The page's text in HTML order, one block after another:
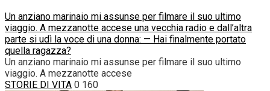
Un anziano marinaio mi assunse per filmare il suo ultimo
viaggio. A mezzanotte accese una vecchia radio e dall’altra
parte si udì la voce di una donna: — Hai finalmente portato
quella ragazza?
Un anziano marinaio mi assunse per filmare il suo ultimo
viaggio. A mezzanotte accese
STORIE DI VITA 0 160